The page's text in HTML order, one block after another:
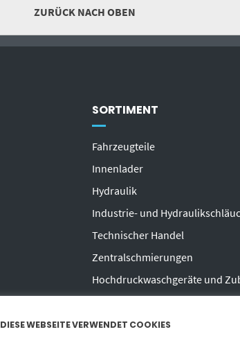
ZURÜCK NACH OBEN
SORTIMENT
Fahrzeugteile
Innenlader
Hydraulik
Industrie- und
Technischer Handel
Zentralschmierungen
Hochdruckwaschgeräte und
DIESE WEBSEITE VERWENDET COOKIES